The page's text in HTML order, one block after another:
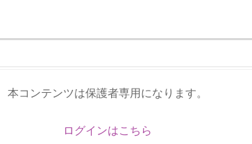
本コンテンツは保護者専用になります。
ログインはこちら